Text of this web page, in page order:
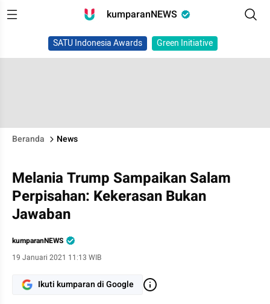
kumparanNEWS
SATU Indonesia Awards Green Initiative
Beranda News
Melania Trump Sampaikan Salam
Perpisahan: Kekerasan Bukan
Jawaban
kumparanNEWS
19 Januari 2021 11:13 WIB
Ikuti kumparan di Google